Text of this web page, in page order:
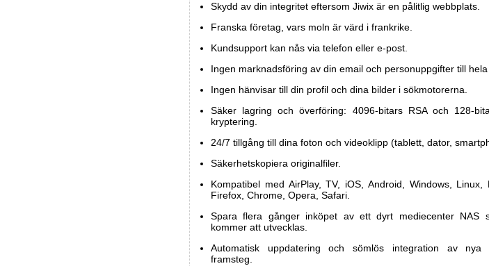
Skydd av din integritet eftersom Jiwix är en pålitlig webbplats.
Franska företag, vars moln är värd i frankrike.
Kundsupport kan nås via telefon eller e-post.
Ingen marknadsföring av din email och personuppgifter till hela
Ingen hänvisar till din profil och dina bilder i sökmotorerna.
Säker lagring och överföring: 4096-bitars RSA och 128-
kryptering.
24/7 tillgång till dina foton och videoklipp (tablett, dator,
Säkerhetskopiera originalfiler.
Kompatibel med AirPlay, TV, iOS, Android, Windows, Linux,
Firefox, Chrome, Opera, Safari.
Spara flera gånger inköpet av ett dyrt mediecenter NAS
kommer att utvecklas.
Automatisk uppdatering och sömlös integration av nya
framsteg.